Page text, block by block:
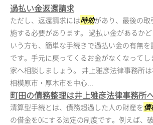
過払い金返還請求
ただし、返還請求には時効があり、最後の取
施する必要があります。 過払い金があるか
いう方も、簡単な手続きで過払い金の有無
です。手元に戻ってくるお金がなくなって
家へ相談しましょう。 井上雅彦法律事務所は
相模原市・厚木市を中心...
町田の債務整理は井上雅彦法律事務所
清算型手続とは、債務超過した人の財産を債
の借金を0にする法定の制度です。例えば、